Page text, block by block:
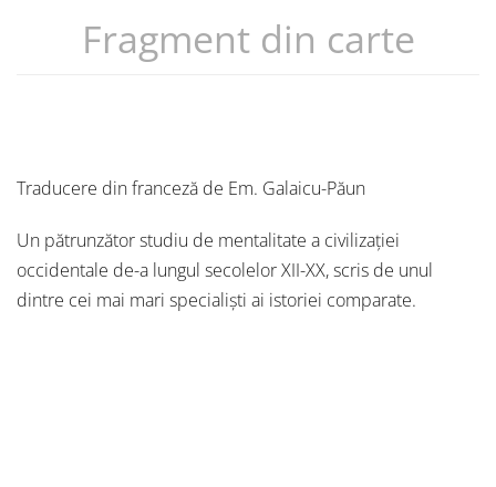
Fragment din carte
Traducere din franceză de Em. Galaicu-Păun
Un pătrunzător studiu de mentalitate a civilizaţiei
occidentale de-a lungul secolelor XII-XX, scris de unul
dintre cei mai mari specialişti ai istoriei comparate.